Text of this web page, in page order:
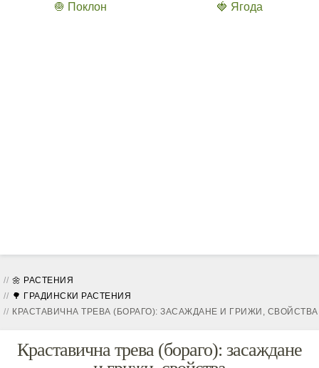
🧅 Поклон 🍓 Ягода
🌼 РАСТЕНИЯ
🌳 ГРАДИНСКИ РАСТЕНИЯ
КРАСТАВИЧНА ТРЕВА (БОРАГО): ЗАСАЖДАНЕ И ГРИЖИ, СВОЙСТВА
Краставична трева (бораго): засаждане